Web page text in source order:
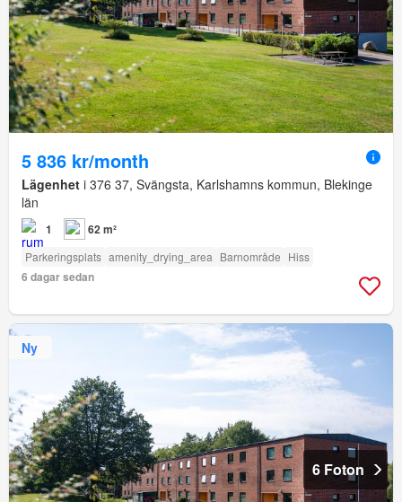
5 836 kr/month
Lägenhet i 376 37, Svängsta, Karlshamns kommun, Blekinge
län
1 62 m²
Parkeringsplats amenity_drying_area Barnområde Hiss
6 dagar sedan
Ny
6 Foton